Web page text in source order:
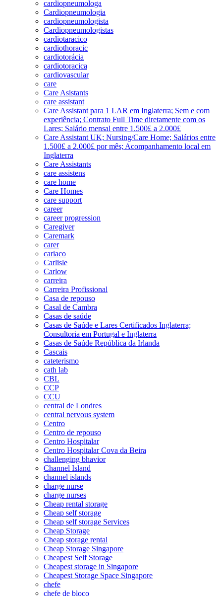
cardiopneumologa
Cardiopneumologia
cardiopneumologista
Cardiopneumologistas
cardiotaracico
cardiothoracic
cardiotorácia
cardiotoracica
cardiovascular
care
Care Asistants
care assistant
Care Assistant para 1 LAR em Inglaterra; Sem e com
experiência; Contrato Full Time diretamente com os
Lares; Salário mensal entre 1.500£ a 2.000£
Care Assistant UK; Nursing/Care Home; Salários entre
1.500£ a 2.000£ por mês; Acompanhamento local em
Inglaterra
Care Assistants
care assistens
care home
Care Homes
care support
career
career progression
Caregiver
Caremark
carer
cariaco
Carlisle
Carlow
carreira
Carreira Profissional
Casa de repouso
Casal de Cambra
Casas de saúde
Casas de Saúde e Lares Certificados Inglaterra;
Consultoria em Portugal e Inglaterra
Casas de Saúde República da Irlanda
Cascais
cateterismo
cath lab
CBL
CCP
CCU
central de Londres
central nervous system
Centro
Centro de repouso
Centro Hospitalar
Centro Hospitalar Cova da Beira
challenging bhavior
Channel Island
channel islands
charge nurse
charge nurses
Cheap rental storage
Cheap self storage
Cheap self storage Services
Cheap Storage
Cheap storage rental
Cheap Storage Singapore
Cheapest Self Storage
Cheapest storage in Singapore
Cheapest Storage Space Singapore
chefe
chefe de bloco